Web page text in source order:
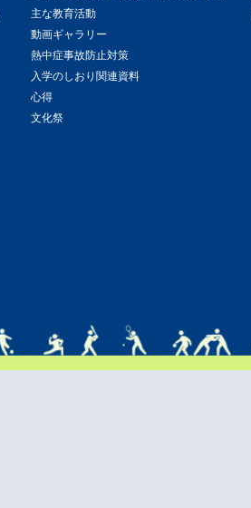
主な教育活動
動画ギャラリー
熱中症事故防止対策
入学のしおり関連資料
心得
文化祭